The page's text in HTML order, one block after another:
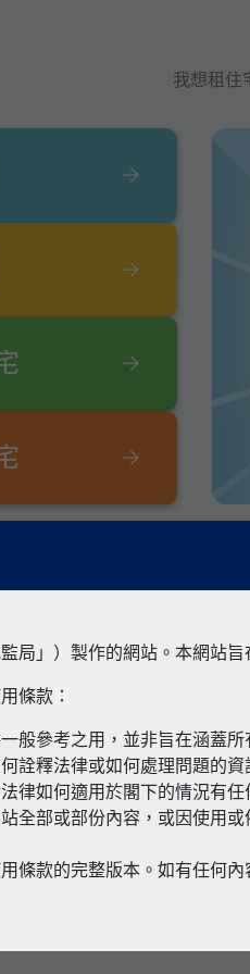
我想租住
凶宅
局」）製作的網站。本網站
條款：
般參考之用，並非旨在涵蓋所
詮釋法律或如何處理問題的
律如何適用於閣下的情況有
全部或部份內容，或因使用
條款的完整版本。如有任何